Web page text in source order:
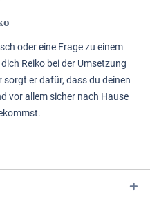
oder eine Frage zu einem
Reiko bei der Umsetzung
er dafür, dass du deinen
vor allem sicher nach Hause